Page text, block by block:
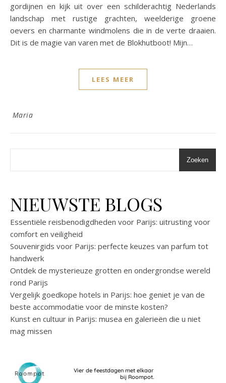
gordijnen en kijk uit over een schilderachtig Nederlands
landschap met rustige grachten, weelderige groene
oevers en charmante windmolens die in de verte draaien.
Dit is de magie van varen met de Blokhutboot! Mijn…
LEES MEER
Maria
Zoeken
NIEUWSTE BLOGS
Essentiële reisbenodigdheden voor Parijs: uitrusting voor
comfort en veiligheid
Souvenirgids voor Parijs: perfecte keuzes van parfum tot
handwerk
Ontdek de mysterieuze grotten en ondergrondse wereld
rond Parijs
Vergelijk goedkope hotels in Parijs: hoe geniet je van de
beste accommodatie voor de minste kosten?
Kunst en cultuur in Parijs: musea en galerieën die u niet
mag missen